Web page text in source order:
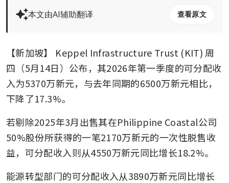
本文由AI辅助翻译 查看原文
【新加坡】 Keppel Infrastructure Trust (KIT) 周
四（5月14日）公布，其2026年第一季度的可分配收
入为5370万新元，与去年同期的6500万新元相比，
下降了17.3%。
若剔除2025年3月出售其在Philippine Coastal公司
50%股份所获得的一笔2170万新元的一次性脱售收
益，可分配收入则从4550万新元同比增长18.2%。
能源转型部门的可分配收入从3890万新元同比增长